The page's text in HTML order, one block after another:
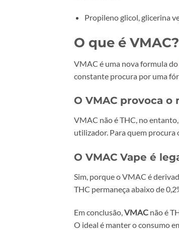
Propileno glicol, glicerina
O que é VMAC?
VMAC é uma nova formula do
constante procura por uma
O VMAC provoca o
VMAC não é THC, no
utilizador. Para quem procura
O VMAC Vape é
Sim, porque o VMAC é
THC permaneça abaixo de
Em conclusão,VMAC não é
O ideal é manter o consumo